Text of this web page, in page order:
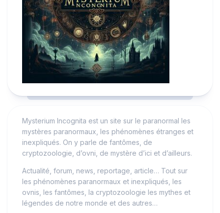
Mysterium Incognita est un site sur le paranormal les
mystères paranormaux, les phénomènes étranges et
inexpliqués. On y parle de fantômes, de
cryptozoologie, d’ovni, de mystère d’ici et d’ailleurs.
Actualité, forum, news, reportage, article… Tout sur
les phénomènes paranormaux et inexpliqués, les
ovnis, les fantômes, la cryptozoologie les mythes et
légendes de notre monde et des autres…